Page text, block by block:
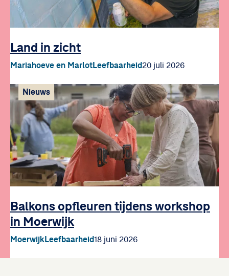
Land in zicht
Mariahoeve en MarlotLeefbaarheid20 juli 2026
Balkons opfleuren tijdens workshop
in Moerwijk
MoerwijkLeefbaarheid18 juni 2026
Nieuws